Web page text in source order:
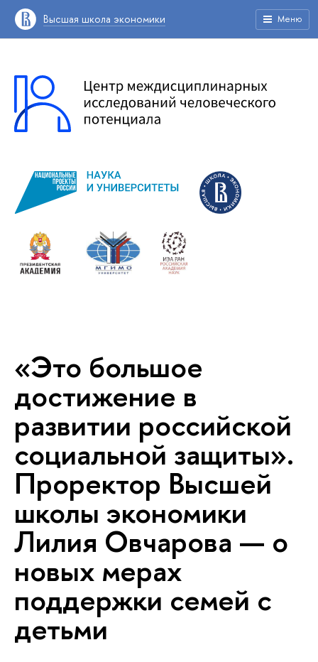
Высшая школа экономики Меню
«Это большое
достижение в
развитии российской
социальной защиты».
Проректор Высшей
школы экономики
Лилия Овчарова — о
новых мерах
поддержки семей с
детьми